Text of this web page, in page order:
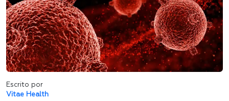
Escrito por
Vitae Health